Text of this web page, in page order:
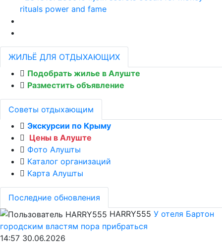
rituals power and fame
ЖИЛЬЁ ДЛЯ ОТДЫХАЮЩИХ
Подобрать жилье в Алуште
Разместить объявление
Советы отдыхающим
Экскурсии по Крыму
Цены в Алуште
Фото Алушты
Каталог организаций
Карта Алушты
Последние обновления
HARRY555 У отеля Бартон
городским властям пора прибраться
14:57 30.06.2026